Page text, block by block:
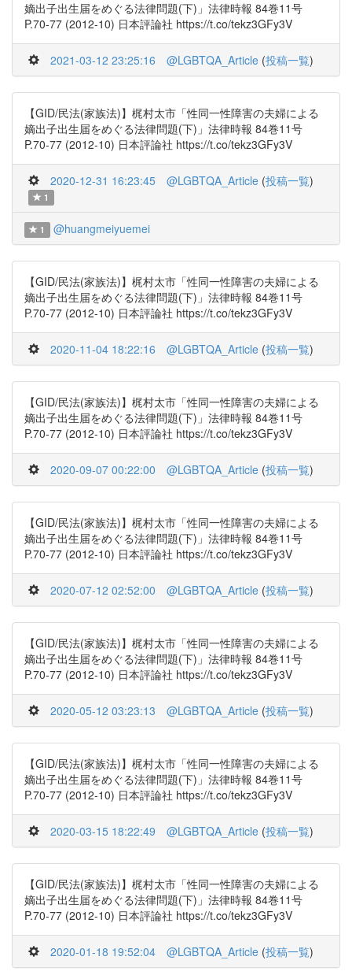
嫡出子出生届をめぐる法律問題(下)」法律時報 84巻11号
P.70-77 (2012-10) 日本評論社 https://t.co/tekz3GFy3V
2021-03-12 23:25:16 @LGBTQA_Article (投稿一覧)
【GID/民法(家族法)】梶村太市「性同一性障害の夫婦による
嫡出子出生届をめぐる法律問題(下)」法律時報 84巻11号
P.70-77 (2012-10) 日本評論社 https://t.co/tekz3GFy3V
2020-12-31 16:23:45 @LGBTQA_Article (投稿一覧)
1
1 @huangmeiyuemei
【GID/民法(家族法)】梶村太市「性同一性障害の夫婦による
嫡出子出生届をめぐる法律問題(下)」法律時報 84巻11号
P.70-77 (2012-10) 日本評論社 https://t.co/tekz3GFy3V
2020-11-04 18:22:16 @LGBTQA_Article (投稿一覧)
【GID/民法(家族法)】梶村太市「性同一性障害の夫婦による
嫡出子出生届をめぐる法律問題(下)」法律時報 84巻11号
P.70-77 (2012-10) 日本評論社 https://t.co/tekz3GFy3V
2020-09-07 00:22:00 @LGBTQA_Article (投稿一覧)
【GID/民法(家族法)】梶村太市「性同一性障害の夫婦による
嫡出子出生届をめぐる法律問題(下)」法律時報 84巻11号
P.70-77 (2012-10) 日本評論社 https://t.co/tekz3GFy3V
2020-07-12 02:52:00 @LGBTQA_Article (投稿一覧)
【GID/民法(家族法)】梶村太市「性同一性障害の夫婦による
嫡出子出生届をめぐる法律問題(下)」法律時報 84巻11号
P.70-77 (2012-10) 日本評論社 https://t.co/tekz3GFy3V
2020-05-12 03:23:13 @LGBTQA_Article (投稿一覧)
【GID/民法(家族法)】梶村太市「性同一性障害の夫婦による
嫡出子出生届をめぐる法律問題(下)」法律時報 84巻11号
P.70-77 (2012-10) 日本評論社 https://t.co/tekz3GFy3V
2020-03-15 18:22:49 @LGBTQA_Article (投稿一覧)
【GID/民法(家族法)】梶村太市「性同一性障害の夫婦による
嫡出子出生届をめぐる法律問題(下)」法律時報 84巻11号
P.70-77 (2012-10) 日本評論社 https://t.co/tekz3GFy3V
2020-01-18 19:52:04 @LGBTQA_Article (投稿一覧)